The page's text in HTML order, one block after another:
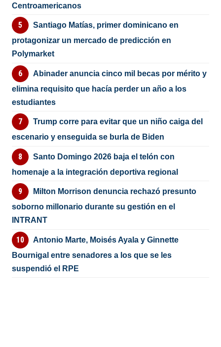
Centroamericanos
Santiago Matías, primer dominicano en
protagonizar un mercado de predicción en
Polymarket
Abinader anuncia cinco mil becas por mérito y
elimina requisito que hacía perder un año a los
estudiantes
Trump corre para evitar que un niño caiga del
escenario y enseguida se burla de Biden
Santo Domingo 2026 baja el telón con
homenaje a la integración deportiva regional
Milton Morrison denuncia rechazó presunto
soborno millonario durante su gestión en el
INTRANT
Antonio Marte, Moisés Ayala y Ginnette
Bournigal entre senadores a los que se les
suspendió el RPE